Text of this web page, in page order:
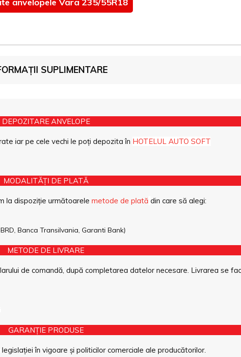
SUPLIMENTARE
DEPOZITARE ANVELOPE
iar pe cele vechi le poți depozita în HOTELUL AUTO SOFT
MODALITĂȚI DE PLATĂ
la dispoziție următoarele metode de plată din care să alegi:
Banca Transilvania, Garanti Bank)
METODE DE LIVRARE
de comandă, după completarea datelor necesare. Livrarea se
GARANȚIE PRODUSE
în vigoare și politicilor comerciale ale producătorilor.